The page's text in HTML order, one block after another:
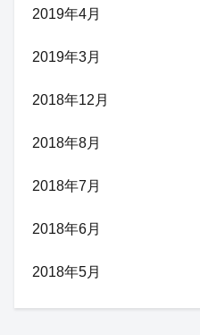
2019年4月
2019年3月
2018年12月
2018年8月
2018年7月
2018年6月
2018年5月